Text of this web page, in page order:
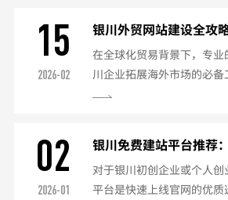
元）上线速度快（3-7天）
适用场景初创企业展示型
算有限的中小企业银川本
之星等平台本地化服务基础
15
2026-02
银川外贸网站建设全攻
销型网站搭建指南
在全球化贸易背景下，专
川企业拓展海外市场的必
贸网站不仅要展现企业实力
少支持英语+小语种（如西
专业翻译（避免机器直译
际化设计符合目标市场审美
02
2026-01
银川免费建站平台推荐
助建站工具测评
对于银川初创企业或个人
平台是快速上线官网的优